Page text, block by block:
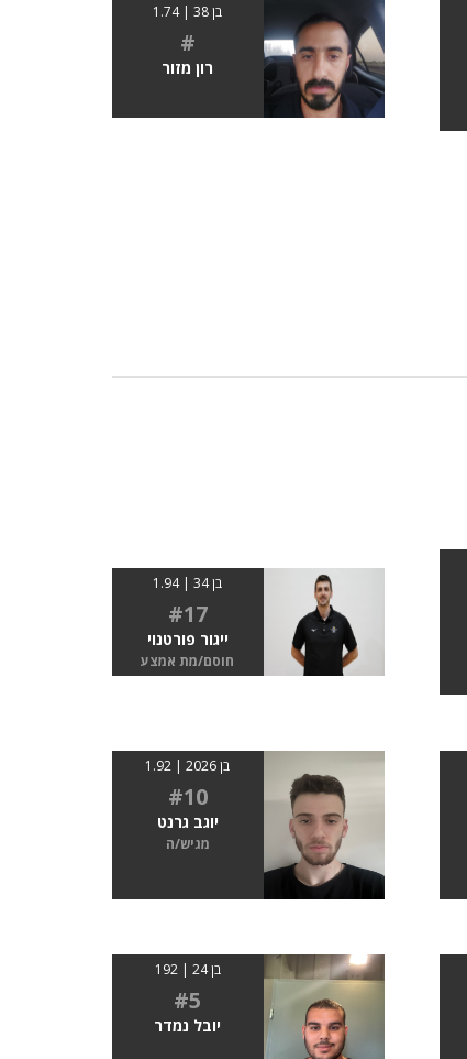
בן 38 | 1.74
#
רון מזור
בן 34 | 1.94
#17
ייגור פורטנוי
חוסם/מת אמצע
בן 2026 | 1.92
#10
יוגב גרנט
מגיש/ה
בן 24 | 192
#5
יובל נמדר